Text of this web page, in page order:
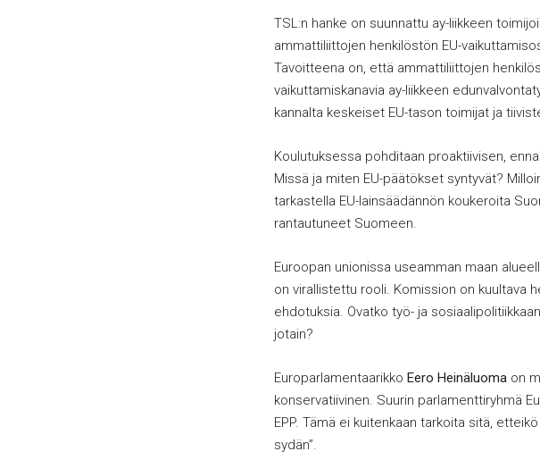
TSL:n hanke on suunnattu ay-liikkeen
ammattiliittojen henkilöstön EU-
Tavoitteena on, että ammattiliittojen
vaikuttamiskanavia ay-liikkeen
kannalta keskeiset EU-tason toimijat ja
Koulutuksessa pohditaan proaktiivisen,
Missä ja miten EU-päätökset syntyvät?
tarkastella EU-lainsäädännön koukeroita
rantautuneet Suomeen.
Euroopan unionissa useamman maan
on virallistettu rooli. Komission on kuultava
ehdotuksia. Ovatko työ- ja
jotain?
Europarlamentaarikko Eero Heinäluoma on
konservatiivinen. Suurin parlamenttiryhmä
EPP. Tämä ei kuitenkaan tarkoita sitä,
sydän”.